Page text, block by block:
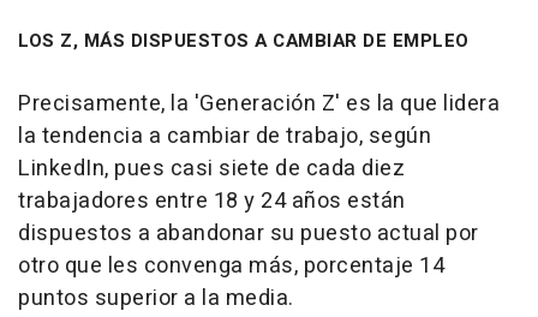
LOS Z, MÁS DISPUESTOS A CAMBIAR DE EMPLEO
Precisamente, la 'Generación Z' es la que lidera
la tendencia a cambiar de trabajo, según
LinkedIn, pues casi siete de cada diez
trabajadores entre 18 y 24 años están
dispuestos a abandonar su puesto actual por
otro que les convenga más, porcentaje 14
puntos superior a la media.